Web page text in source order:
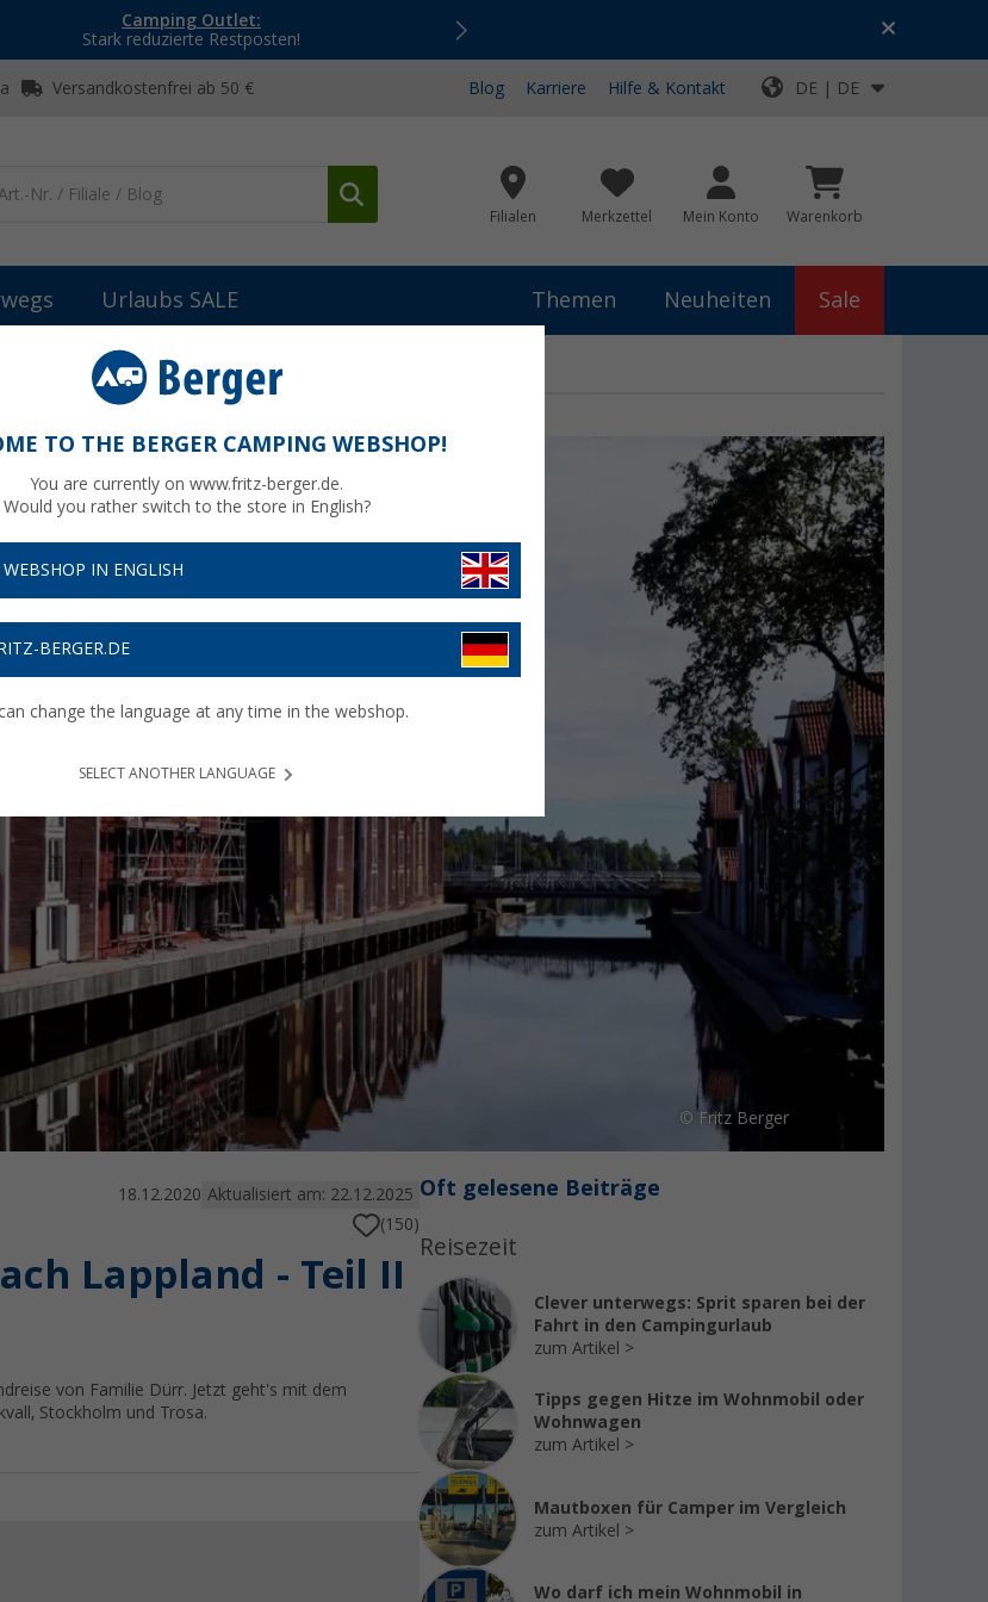
Camping Outlet:
Stark reduzierte Restposten!
Top-Deals für dein Abenteuer!
Versandkostenfrei ab 50 € Blog Karriere Hilfe & Kontakt DE | DE
Filialen Merkzettel Mein Konto Warenkorb
Urlaubs SALE Themen Neuheiten Sale
bis nach Lappland - Teil II
© Fritz Berger
18.12.2020 Aktualisiert am: 22.12.2025
(150)
Lappland - Teil II
von Familie Dürr. Jetzt geht's mit dem
Stockholm und Trosa.
Oft gelesene Beiträge
Reisezeit
Clever unterwegs: Sprit sparen bei der
Fahrt in den Campingurlaub
zum Artikel
Tipps gegen Hitze im Wohnmobil oder
Wohnwagen
zum Artikel
Mautboxen für Camper im Vergleich
zum Artikel
Wo darf ich mein Wohnmobil in
TO THE BERGER CAMPING WEBSHOP!
You are currently on www.fritz-berger.de.
Would you rather switch to the store in English?
IN ENGLISH
BERGER.DE
change the language at any time in the webshop.
SELECT ANOTHER LANGUAGE